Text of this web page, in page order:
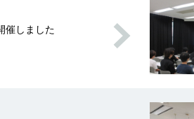
催しました